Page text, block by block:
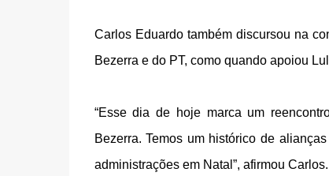
Carlos Eduardo também discursou na
Bezerra e do PT, como quando apoiou
“Esse dia de hoje marca um
Bezerra. Temos um histórico de
administrações em Natal”, afirmou Carlos.